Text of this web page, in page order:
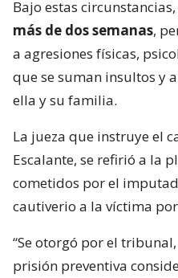
Bajo estas circunstancias,
más de dos semanas,
a agresiones físicas,
que se suman insultos y
ella y su familia.
La jueza que instruye el
Escalante, se refirió a la
cometidos por el
cautiverio a la víctima
“Se otorgó por el
prisión preventiva